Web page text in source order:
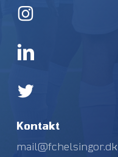
Kontakt
mail@fchelsingor.dk